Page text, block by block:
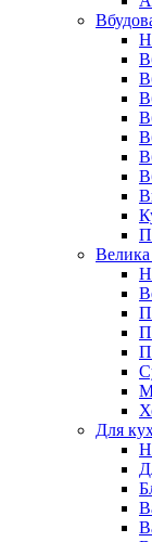
Велика
Для